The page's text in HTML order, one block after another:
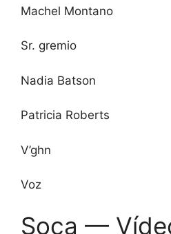
Machel Montano
Sr. gremio
Nadia Batson
Patricia Roberts
V’ghn
Voz
Soca —